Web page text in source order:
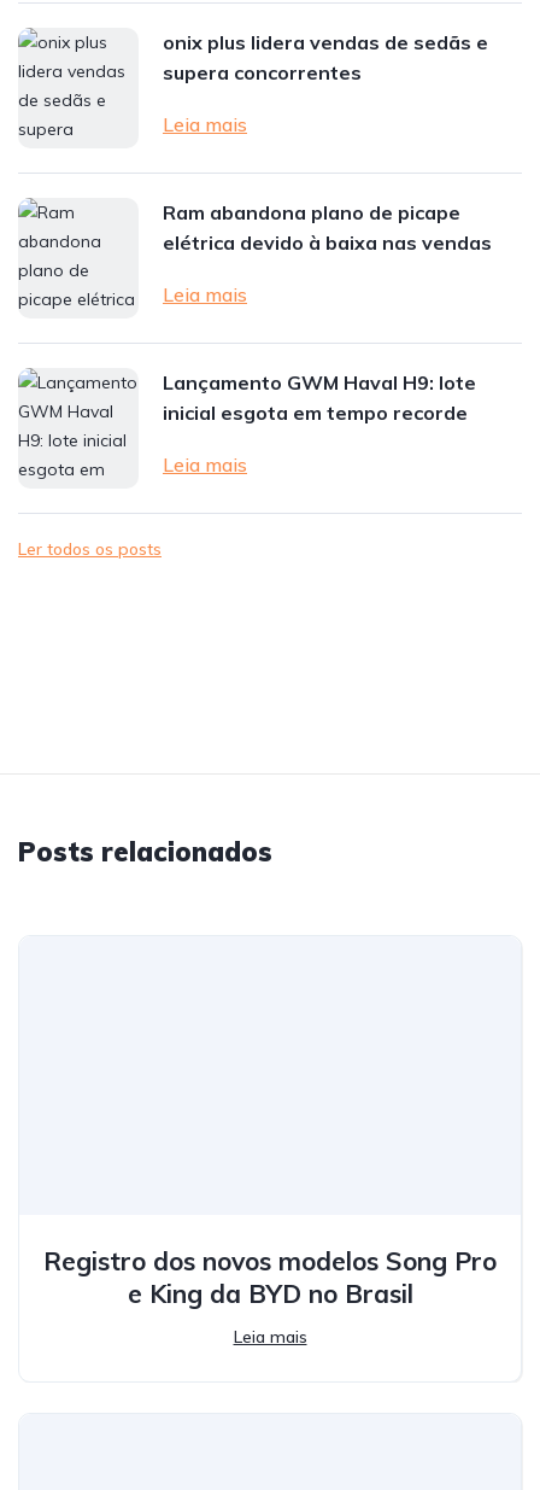
onix plus lidera vendas de sedãs e
supera concorrentes
Leia mais
Ram abandona plano de picape
elétrica devido à baixa nas vendas
Leia mais
Lançamento GWM Haval H9: lote
inicial esgota em tempo recorde
Leia mais
Ler todos os posts
Posts relacionados
Registro dos novos modelos Song Pro
e King da BYD no Brasil
Leia mais